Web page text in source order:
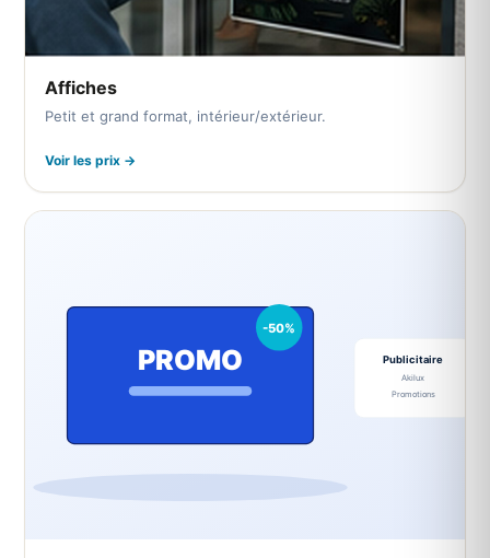
Affiches
Petit et grand format, intérieur/extérieur.
Voir les prix →